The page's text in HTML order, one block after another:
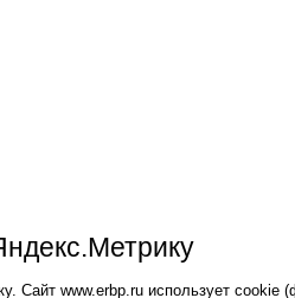
Сайт www.erbp.ru использует